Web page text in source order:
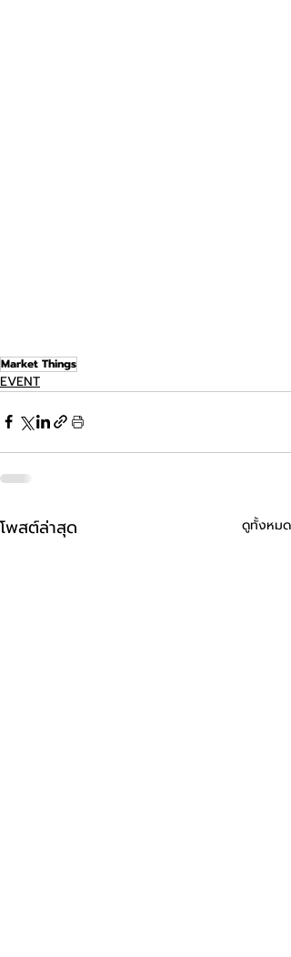
Market Things
EVENT
โพสต์ล่าสุด ดูทั้งหมด